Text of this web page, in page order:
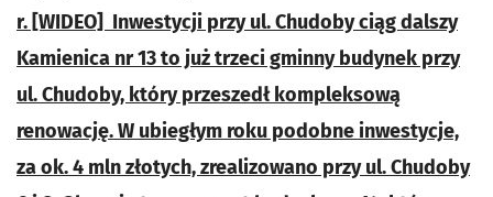
r. [WIDEO] Inwestycji przy ul. Chudoby ciąg dalszy
Kamienica nr 13 to już trzeci gminny budynek przy
ul. Chudoby, który przeszedł kompleksową
renowację. W ubiegłym roku podobne inwestycje,
za ok. 4 mln złotych, zrealizowano przy ul. Chudoby